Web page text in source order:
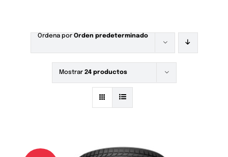
Ordena por Orden predeterminado
Mostrar 24 productos